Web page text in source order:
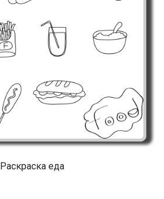
Раскраска еда